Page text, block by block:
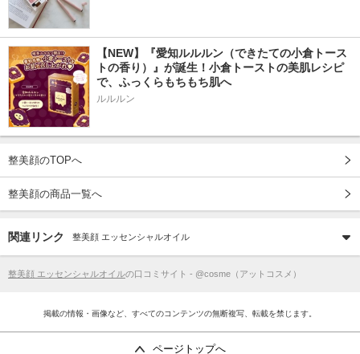
【NEW】『愛知ルルルン（できたての小倉トース
トの香り）』が誕生！小倉トーストの美肌レシピ
で、ふっくらもちもち肌へ
ルルルン
整美顔のTOPへ
整美顔の商品一覧へ
関連リンク 整美顔 エッセンシャルオイル
整美顔 エッセンシャルオイルの口コミサイト - @cosme（アットコスメ）
掲載の情報・画像など、すべてのコンテンツの無断複写、転載を禁じます。
ページトップへ